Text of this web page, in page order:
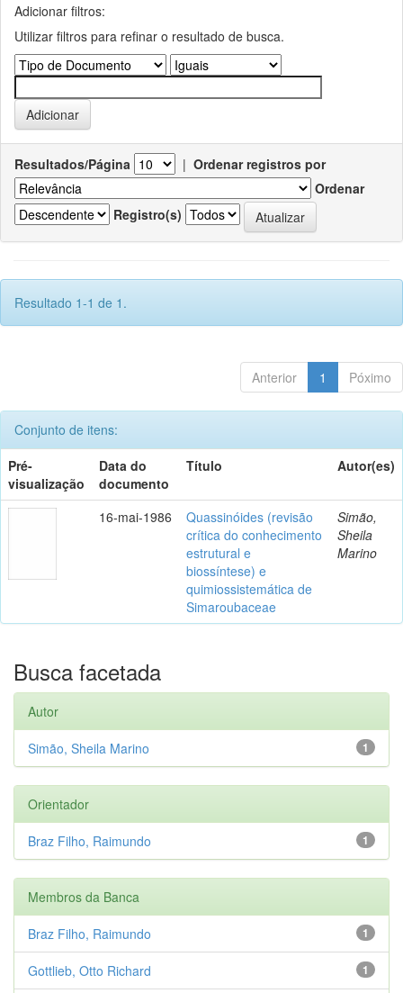
Adicionar filtros:
Utilizar filtros para refinar o resultado de busca.
Resultados/Página | Ordenar registros por
Ordenar
Registro(s)
Resultado 1-1 de 1.
Anterior 1 Póximo
Conjunto de itens:
Pré-
visualização
Data do
documento
Título Autor(es)
16-mai-1986
Quassinóides (revisão
crítica do conhecimento
estrutural e
biossíntese) e
quimiossistemática de
Simaroubaceae
Simão,
Sheila
Marino
Busca facetada
Autor
1
Simão, Sheila Marino
Orientador
1
Braz Filho, Raimundo
Membros da Banca
1
Braz Filho, Raimundo
1
Gottlieb, Otto Richard